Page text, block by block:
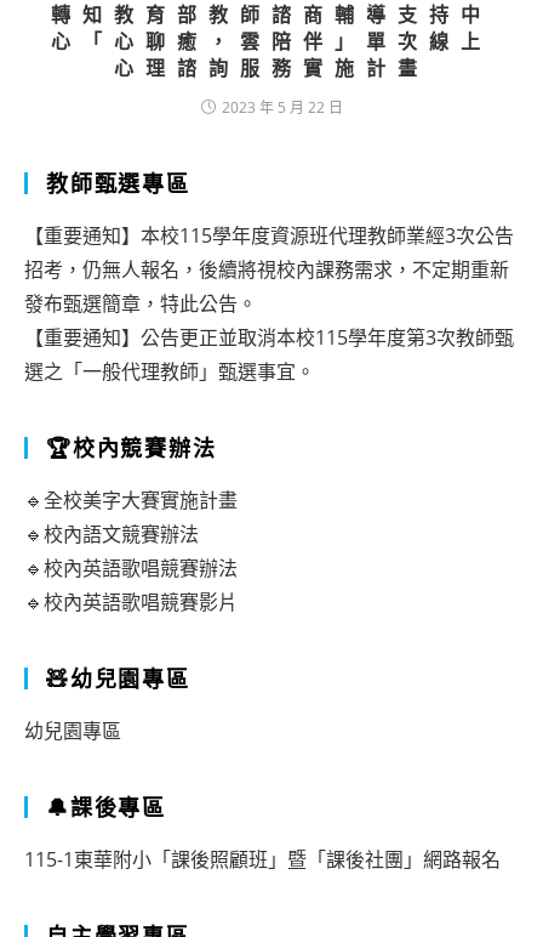
轉知教育部教師諮商輔導支持中
心「心聊癒，雲陪伴」單次線上
心理諮詢服務實施計畫
2023 年 5 月 22 日
教師甄選專區
【重要通知】本校115學年度資源班代理教師業經3次公告
招考，仍無人報名，後續將視校內課務需求，不定期重新
發布甄選簡章，特此公告。
【重要通知】公告更正並取消本校115學年度第3次教師甄
選之「一般代理教師」甄選事宜。
🏆校內競賽辦法
🔹全校美字大賽實施計畫
🔹校內語文競賽辦法
🔹校內英語歌唱競賽辦法
🔹校內英語歌唱競賽影片
🧸幼兒園專區
幼兒園專區
🔔課後專區
115-1東華附小「課後照顧班」暨「課後社團」網路報名